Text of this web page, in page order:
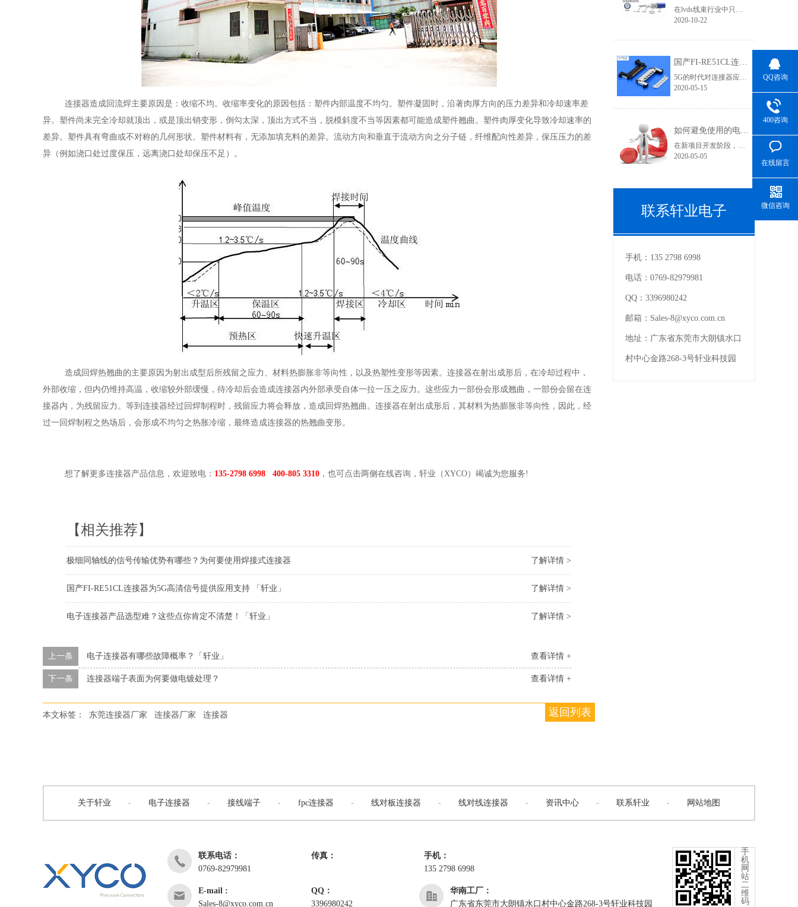
连接器造成回流焊主要原因是：收缩不均。收缩率变化的原因包括：塑件内部温度不均匀。塑件凝固时，沿著肉厚方向的压力差异和冷却速率差
异。塑件尚未完全冷却就顶出，或是顶出销变形，倒勾太深，顶出方式不当，脱模斜度不当等因素都可能造成塑件翘曲。塑件肉厚变化导致冷却速率的
差异。塑件具有弯曲或不对称的几何形状。塑件材料有，无添加填充料的差异。流动方向和垂直于流动方向之分子链，纤维配向性差异，保压压力的差
异（例如浇口处过度保压，远离浇口处却保压不足）。
造成回焊热翘曲的主要原因为射出成型后所残留之应力、材料热膨胀非等向性，以及热塑性变形等因素。连接器在射出成形后，在冷却过程中，
外部收缩，但内仍维持高温，收缩较外部缓慢，待冷却后会造成连接器内外部承受自体一拉一压之应力。这些应力一部份会形成翘曲，一部份会留在连
接器内，为残留应力。等到连接器经过回焊制程时，残留应力将会释放，造成回焊热翘曲。连接器在射出成形后，其材料为热膨胀非等向性，因此，经
过一回焊制程之热场后，会形成不均匀之热胀冷缩，最终造成连接器的热翘曲变形。
想了解更多连接器产品信息，欢迎致电： 135-2798 6998400-805 3310 ，也可点击两侧在线咨询，轩业（XYCO）竭诚为您服务!
【相关推荐】
了解详情 >
极细同轴线的信号传输优势有哪些？为何要使用焊接式连接器
了解详情 >
国产FI-RE51CL连接器为5G高清信号提供应用支持 「轩业」
了解详情 >
电子连接器产品选型难？这些点你肯定不清楚！「轩业」
查看详情 +
上一条 电子连接器有哪些故障概率？「轩业」
查看详情 +
下一条 连接器端子表面为何要做电镀处理？
返回列表
本文标签： 东莞连接器厂家 连接器厂家 连接器
在lvds线束行业中只要涉及到高清信号传输、屏蔽效果要求高的线束基本上都会用到极细同轴线，其利用HotBar设备进行焊接加工，两端的接头基本就是焊接式连接器类型了,那使用极细同轴线的优势有哪些？
2020-10-22
国产FI-RE51CL连接器为5G高清信号提供应用支持 「轩业」
5G的时代对连接器应用要求更加严苛，无论是在高清信号、传输速率、屏蔽要求等层次都需要更加专业，优良的品质才能有完美的视觉体验和产品竞争力。在液晶屏线领域，相信对此款lvd连接器一定不陌生，它就是FI-RE连接器系列。它有三个规格：穿端子款、FFC款、焊接款。在4K/8K高清领域对信号干扰、屏蔽效果的要求不仅体现......
2020-05-15
如何避免使用的电子连接器型号在采购和货期上不受影响？
在新项目开发阶段，很多采购人员在工作中可能都会遇到这样一个问题，工程师罗列出来的产品型号在索样上都困难重重，直到小批量试产时不是没有现货就是货期长。看到这里您可能在想曾经自己也经历过或正在经历之中，为什么会出现这种情况呢？随着电子产品结构的变化，电子连接器的更替也是比较快的。连接器在销售过程中......
2020-05-05
联系轩业电子
手机： 135 2798 6998
电话： 0769-82979981
QQ： 3396980242
邮箱： Sales-8@xyco.com.cn
地址： 广东省东莞市大朗镇水口
村中心金路268-3号轩业科技园
关于轩业 - 电子连接器 - 接线端子 - fpc连接器 - 线对板连接器 - 线对线连接器 - 资讯中心 - 联系轩业 - 网站地图
联系电话：
0769-82979981
传真：
手机：
135 2798 6998
E-mail :
Sales-8@xyco.com.cn
QQ：
3396980242
华南工厂：
广东省东莞市大朗镇水口村中心金路268-3号轩业科技园
手
机
网
站
二
维
码
QQ咨询
400咨询
在线留言
微信咨询